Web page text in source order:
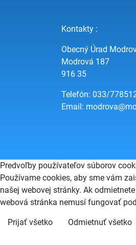
Kontakty :
Obecný Úrad
Modrová 187
916 35
Telefón: 033/
Email:
Predvoľby používateľov súborov
Používame cookies, aby sme vám
našej webovej stránky. Ak
webová stránka nemusí fungovať
Prijať všetko Odmietnuť všetko